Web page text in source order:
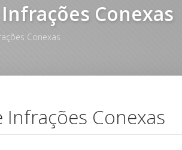
Conexas
Conexas
Infrações Conexas